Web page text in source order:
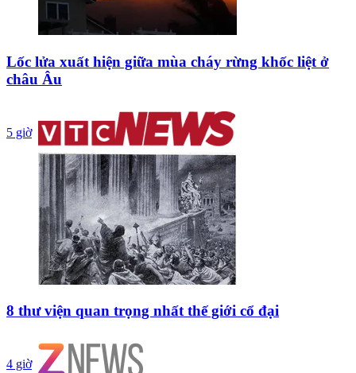
Lốc lửa xuất hiện giữa mùa cháy rừng khốc liệt ở
châu Âu
5 giờ
8 thư viện quan trọng nhất thế giới cổ đại
4 giờ